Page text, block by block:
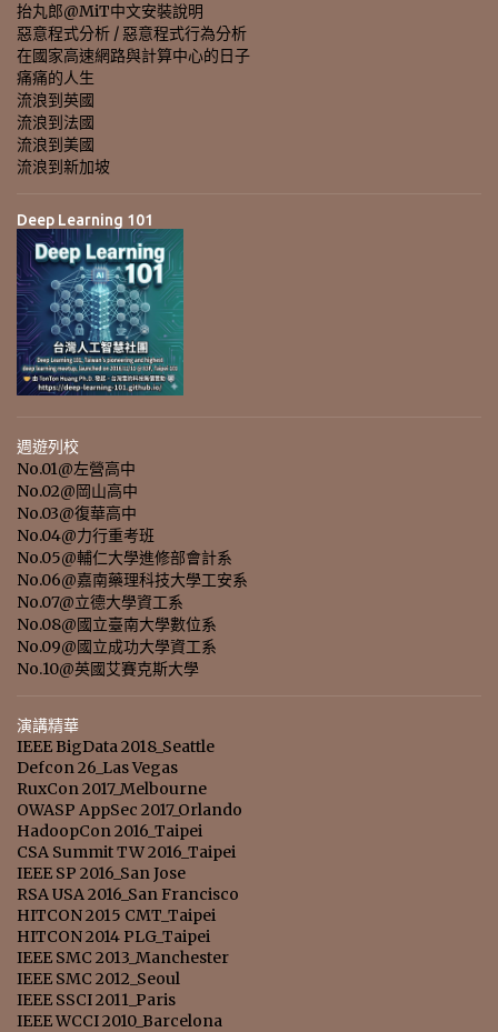
抬丸郎@MiT中文安裝說明
惡意程式分析 / 惡意程式行為分析
在國家高速網路與計算中心的日子
痛痛的人生
流浪到英國
流浪到法國
流浪到美國
流浪到新加坡
Deep Learning 101
週遊列校
No.01@左營高中
No.02@岡山高中
No.03@復華高中
No.04@力行重考班
No.05@輔仁大學進修部會計系
No.06@嘉南藥理科技大學工安系
No.07@立德大學資工系
No.08@國立臺南大學數位系
No.09@國立成功大學資工系
No.10@英國艾賽克斯大學
演講精華
IEEE BigData 2018_Seattle
Defcon 26_Las Vegas
RuxCon 2017_Melbourne
OWASP AppSec 2017_Orlando
HadoopCon 2016_Taipei
CSA Summit TW 2016_Taipei
IEEE SP 2016_San Jose
RSA USA 2016_San Francisco
HITCON 2015 CMT_Taipei
HITCON 2014 PLG_Taipei
IEEE SMC 2013_Manchester
IEEE SMC 2012_Seoul
IEEE SSCI 2011_Paris
IEEE WCCI 2010_Barcelona